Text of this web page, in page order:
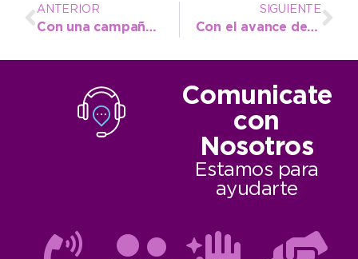
ANTERIOR
Con una campaña de concientización y prevención comienza el Mes de Lucha contra el Cáncer de Mama
SIGUIENTE
Con el avance del colector cloacal se sigue dotando de infraestructura básica al barrio Norte
Comunicate
con
Nosotros
Estamos para
ayudarte